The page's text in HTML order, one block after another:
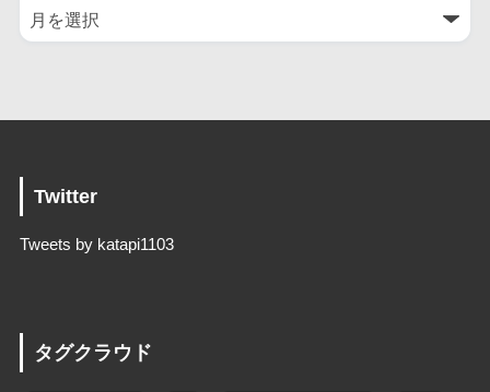
Twitter
Tweets by katapi1103
タグクラウド